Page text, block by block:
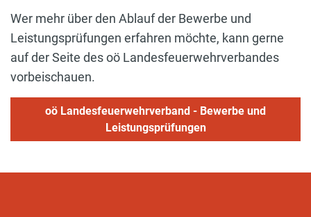
Wer mehr über den Ablauf der Bewerbe und
Leistungsprüfungen erfahren möchte, kann gerne
auf der Seite des oö Landesfeuerwehrverbandes
vorbeischauen.
oö Landesfeuerwehrverband - Bewerbe und
Leistungsprüfungen